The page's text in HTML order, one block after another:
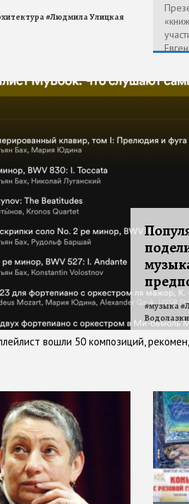
#Людмила Улицкая
вошли 50 композиций,
#музыка#